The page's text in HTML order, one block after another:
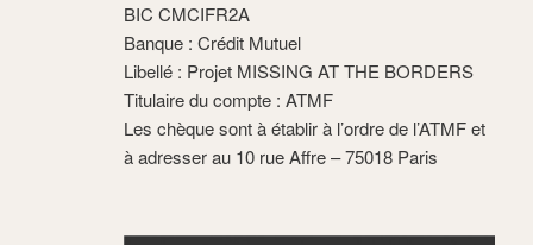
BIC CMCIFR2A
Banque : Crédit Mutuel
Libellé : Projet MISSING AT THE BORDERS
Titulaire du compte : ATMF
Les chèque sont à établir à l’ordre de l’ATMF et
à adresser au 10 rue Affre – 75018 Paris